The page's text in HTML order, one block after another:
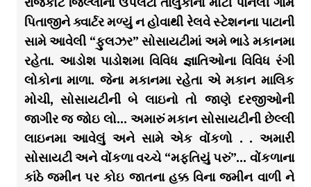
પિતાજીને ક્વાર્ટર મળ્યું ન હોવાથી રેલવે સ્ટેશનના પાટાની
સામે આવેલી “ફુલઝર” સોસાયટીમાં અમે ભાડે મકાનમા
રહેતા. આડોશ પાડોશમા વિવિધ જ્ઞાતિઓના વિવિધ રંગી
લોકોના માળા. જેના મકાનમા રહેતા એ મકાન માલિક
મોચી, સોસાયટીની બે લાઇનો તો જાણે દરજીઓની
જાગીર જ જોઇ લો… અમારું મકાન સોસાયટીની છેલ્લી
લાઇનમા આવેલું અને સામે એક વોંકળો . . અમારી
સોસાયટી અને વોંકળા વચ્ચે “મફતિયું પરું”… વોંકળાના
કાંઠે જમીન પર કોઇ જાતના હક્ક વિના જમીન વાળી ને